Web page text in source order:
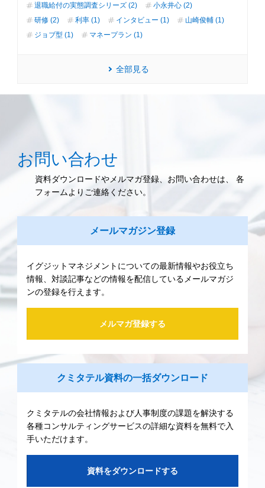
退職給付の実態調査シリーズ (2)
小永井心 (2)
研修 (2)
利率 (1) インタビュー (1)
山崎俊輔 (1)
ジョブ型 (1)
マネープラン (1)
全部見る
お問い合わせ
資料ダウンロードやメルマガ登録、お問い合わせは、 各
フォームよりご連絡ください。
メールマガジン登録
イグジットマネジメントについての最新情報やお役立ち
情報、対談記事などの情報を配信しているメールマガジ
ンの登録を行えます。
メルマガ登録する
クミタテル資料の一括ダウンロード
クミタテルの会社情報および人事制度の課題を解決する
各種コンサルティングサービスの詳細な資料を無料で入
手いただけます。
資料をダウンロードする